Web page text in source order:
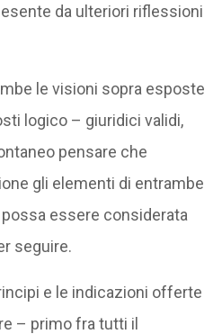
da ulteriori riflessioni
le visioni sopra esposte
logico – giuridici validi,
pensare che
gli elementi di entrambe
essere considerata
seguire.
e le indicazioni offerte
– primo fra tutti il